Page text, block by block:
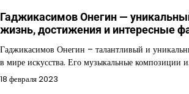
Гаджикасимов Онегин —
жизнь, достижения и интересные
Гаджикасимов Онегин – талантливый и
в мире искусства. Его музыкальные композиции
18 февраля 2023